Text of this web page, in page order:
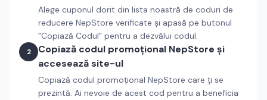
Alege cuponul dorit din lista noastră de coduri de
reducere NepStore verificate și apasă pe butonul
"Copiază Codul" pentru a dezvălui codul.
2 Copiază codul promoțional NepStore și
accesează site-ul
Copiază codul promoțional NepStore care ți se
prezintă. Ai nevoie de acest cod pentru a beneficia